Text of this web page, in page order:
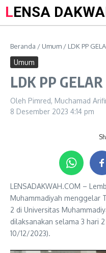
LENSA
Beranda / Umum / LDK PP
Umum
LDK PP
Oleh Pimred, Muchamad
8 Desember 2023 4:14 pm
LENSADAKWAH.COM –
Muhammadiyah menggelar
2 di Universitas
dilaksanakan selama 3 hari
10/12/2023).